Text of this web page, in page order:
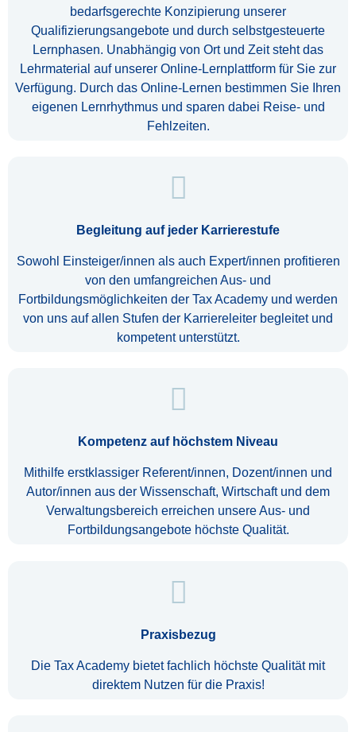
bedarfsgerechte Konzipierung unserer
Qualifizierungsangebote und durch selbstgesteuerte
Lernphasen. Unabhängig von Ort und Zeit steht das
Lehrmaterial auf unserer Online-Lernplattform für Sie zur
Verfügung. Durch das Online-Lernen bestimmen Sie Ihren
eigenen Lernrhythmus und sparen dabei Reise- und
Fehlzeiten.
Begleitung auf jeder Karrierestufe
Sowohl Einsteiger/innen als auch Expert/innen profitieren
von den umfangreichen Aus- und
Fortbildungsmöglichkeiten der Tax Academy und werden
von uns auf allen Stufen der Karriereleiter begleitet und
kompetent unterstützt.
Kompetenz auf höchstem Niveau
Mithilfe erstklassiger Referent/innen, Dozent/innen und
Autor/innen aus der Wissenschaft, Wirtschaft und dem
Verwaltungsbereich erreichen unsere Aus- und
Fortbildungsangebote höchste Qualität.
Praxisbezug
Die Tax Academy bietet fachlich höchste Qualität mit
direktem Nutzen für die Praxis!